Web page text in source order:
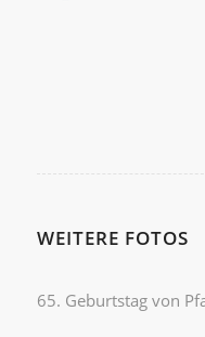
WEITERE FOTOS
65. Geburtstag von